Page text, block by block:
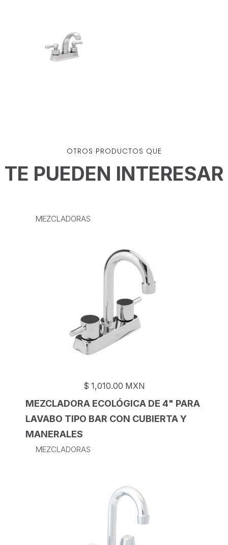
OTROS PRODUCTOS QUE
TE PUEDEN INTERESAR
MEZCLADORAS
$ 1,010.00 MXN
MEZCLADORA ECOLÓGICA DE 4" PARA
LAVABO TIPO BAR CON CUBIERTA Y
MANERALES
MEZCLADORAS